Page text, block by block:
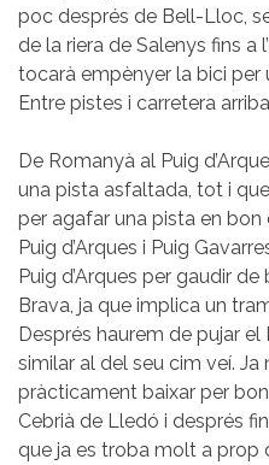
poc després de Bell-Lloc,
de la riera de Salenys fins a
tocarà empènyer la bici
Entre pistes i carretera
De Romanyà al Puig
una pista asfaltada, tot i
per agafar una pista en
Puig d’Arques i Puig
Puig d’Arques per gaudir
Brava, ja que implica un
Després haurem de pujar el
similar al del seu cim veí. Ja
pràcticament baixar per
Cebrià de Lledó i després
que ja es troba molt a prop